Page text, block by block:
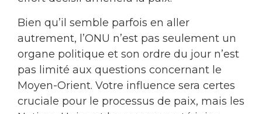
Bien qu’il semble parfois en aller
autrement, l’ONU n’est pas seulement un
organe politique et son ordre du jour n’est
pas limité aux questions concernant le
Moyen-Orient. Votre influence sera certes
cruciale pour le processus de paix, mais les